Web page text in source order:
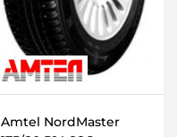
Amtel NordMaster